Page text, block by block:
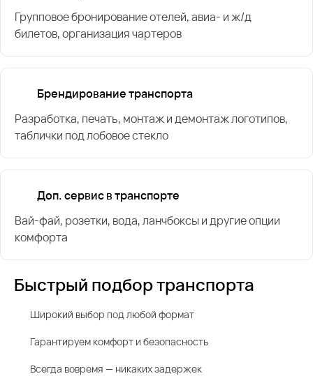
Групповое бронирование отелей, авиа- и ж/д
билетов, организация чартеров
Брендирование транспорта
Разработка, печать, монтаж и демонтаж логотипов,
таблички под лобовое стекло
Доп. сервис в транспорте
Вай-фай, розетки, вода, ланчбоксы и другие опции
комфорта
Быстрый подбор транспорта
Широкий выбор под любой формат
Гарантируем комфорт и безопасность
Всегда вовремя — никаких задержек